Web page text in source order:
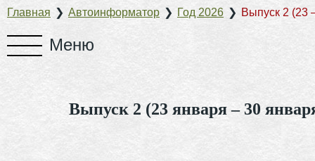
Главная ❯ Автоинформатор ❯ Год 2026 ❯ Выпуск 2 (23
Выпуск 2 (23 января – 30